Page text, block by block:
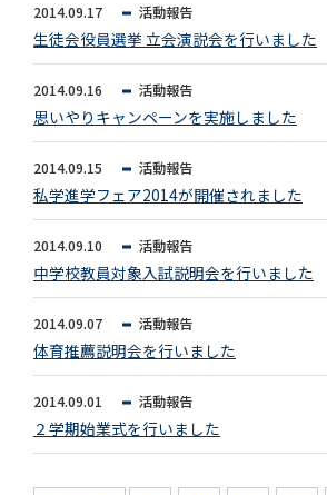
2014.09.17 活動報告
生徒会役員選挙 立会演説会を行いました
2014.09.16 活動報告
思いやりキャンペーンを実施しました
2014.09.15 活動報告
私学進学フェア2014が開催されました
2014.09.10 活動報告
中学校教員対象入試説明会を行いました
2014.09.07 活動報告
体育推薦説明会を行いました
2014.09.01 活動報告
２学期始業式を行いました